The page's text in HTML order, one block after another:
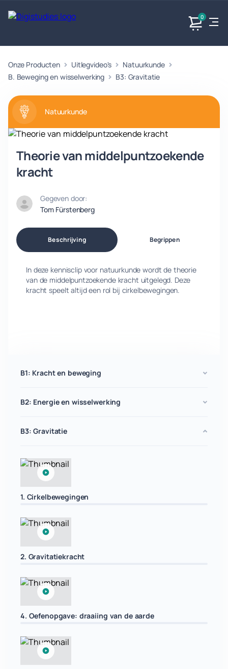
0
Exacte
vakken
Geen
vakken.
Taalvakken
Geen
vakken.
Maatschappijvakken
Geen vakken.
Producten
Onze Producten Uitlegvideo's
Natuurkunde
B. Beweging en wisselwerking
B3: Gravitatie
Natuurkunde
Theorie van middelpuntzoekende
kracht
Gegeven door:
Tom Fürstenberg
Beschrijving Begrippen
In deze kennisclip voor natuurkunde wordt de theorie
van de middelpuntzoekende kracht uitgelegd. Deze
kracht speelt altijd een rol bij cirkelbewegingen.
B1: Kracht en beweging
B2: Energie en wisselwerking
B3: Gravitatie
1. Cirkelbewegingen
2. Gravitatiekracht
4. Oefenopgave: draaiing van de aarde